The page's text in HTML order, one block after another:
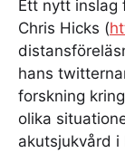
Ett nytt inslag
Chris Hicks (
hans
forskning
olika
akutsjukvård i